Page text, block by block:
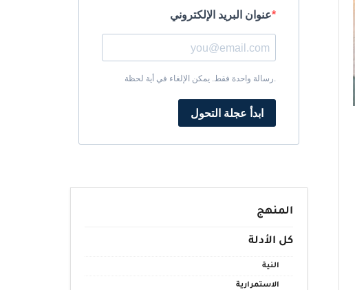
عنوان البريد الإلكتروني
رسالة واحدة فقط. يمكن الإلغاء في أية لحظة.
ابدأ عجلة التحول
المنهج
كل الأدلة
النية
الاستمرارية